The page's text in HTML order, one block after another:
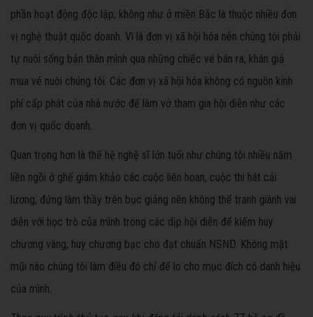
phần hoạt động độc lập, không như ở miền Bắc là thuộc nhiều đơn
vị nghệ thuật quốc doanh. Vì là đơn vị xã hội hóa nên chúng tôi phải
tự nuôi sống bản thân mình qua những chiếc vé bán ra, khán giả
mua vé nuôi chúng tôi. Các đơn vị xã hội hóa không có nguồn kinh
phí cấp phát của nhà nước để làm vở tham gia hội diễn như các
đơn vị quốc doanh.
Quan trọng hơn là thế hệ nghệ sĩ lớn tuổi như chúng tôi nhiều năm
liền ngồi ở ghế giám khảo các cuộc liên hoan, cuộc thi hát cải
lương, đứng làm thầy trên bục giảng nên không thể tranh giành vai
diễn với học trò của mình trong các dịp hội diễn để kiếm huy
chương vàng, huy chương bạc cho đạt chuẩn NSND. Không mặt
mũi nào chúng tôi làm điều đó chỉ để lo cho mục đích có danh hiệu
của mình.